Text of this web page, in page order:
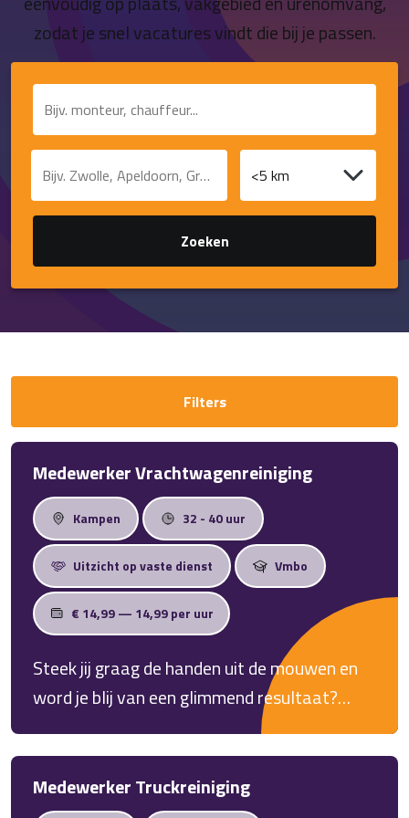
Contact
zodat je snel vacatures vindt die bij je passen.
Zoeken
Filters
Medewerker Vrachtwagenreiniging
Kampen 32 - 40 uur
Uitzicht op vaste dienst Vmbo
€ 14,99 — 14,99 per uur
Steek jij graag de handen uit de mouwen en
word je blij van een glimmend resultaat?
Kom werken als wasstraatmedewerker
vrachtwagens in Kampen. Jij zorgt ervoor dat
elke chauffeur met een glimlach én een
Medewerker Truckreiniging